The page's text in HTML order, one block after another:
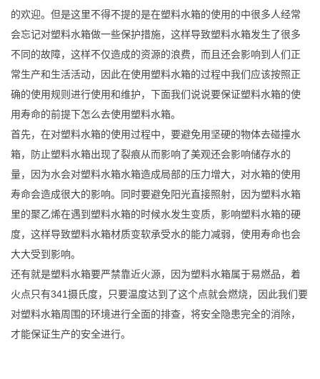
的欢迎。但是这里不得不提的是在塑料水箱的使用的中很多人经常
会忘记对塑料水箱做一些保护措施，这样导致塑料水箱发生了很多
不同的故障，这样不仅造成的资源的浪费，而且还会影响到人们正
常生产和生活活动，因此在使用塑料水箱的过程中我们应该按照正
确的使用规则进行使用和维护，下面我们说说要保证塑料水箱的使
用寿命的前提下怎么去使用塑料水箱。
首先，在对塑料水箱的使用过程中，要避免用坚硬的物体去碰撞水
箱，防止塑料水箱出现了裂痕从而影响了美观还会影响储存水的
量，因为水会对塑料水箱水箱造成局部的压力增大，对水箱的使用
寿命会造成很大的影响。同时要避免阳光直接照射，因为塑料水箱
里的聚乙烯在遇到塑料水箱的时候水发生变质，影响塑料水箱的硬
度，这样导致塑料水箱材质变软承受水的能力减弱，使用寿命也会
大大受到影响。
还有就是塑料水箱要严禁靠近火源，因为塑料水箱属于易燃品，着
火点只有341摄氏度，只要温度达到了这个点就会燃烧，因此我们要
对塑料水箱周围的环境进行全面的排查，将安全隐患完全的消除，
才能保证生产的安全进行。